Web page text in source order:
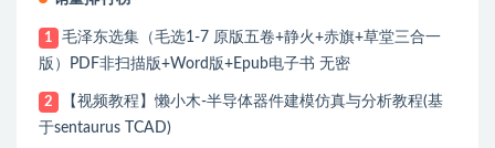
1
毛泽东选集（毛选1-7 原版五卷+静火+赤旗+草堂三合一
版）PDF非扫描版+Word版+Epub电子书 无密
2
【视频教程】懒小木-半导体器件建模仿真与分析教程(基
于sentaurus TCAD)